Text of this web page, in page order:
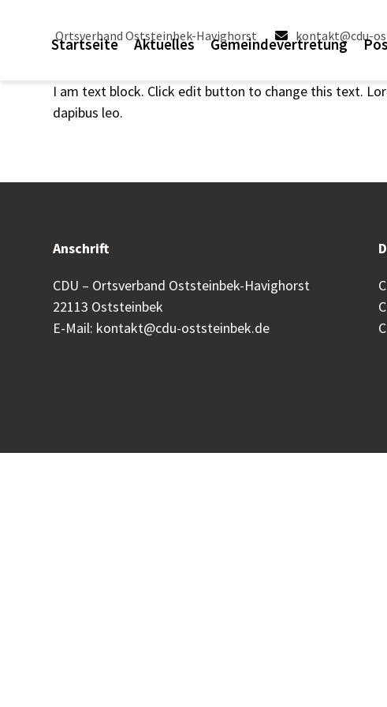
Ortsverband Oststeinbek-Havighorst kontakt@cdu-
Startseite Aktuelles Gemeindevertretung
I am text block. Click edit button to change this text.
dapibus leo.
Anschrift
CDU – Ortsverband Oststeinbek-Havighorst
22113 Oststeinbek
E-Mail: kontakt@cdu-oststeinbek.de